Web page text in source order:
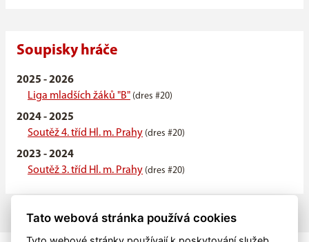
Soupisky hráče
2025 - 2026
Liga mladších žáků "B" (dres #20)
2024 - 2025
Soutěž 4. tříd Hl. m. Prahy (dres #20)
2023 - 2024
Soutěž 3. tříd Hl. m. Prahy (dres #20)
Tato webová stránka používá cookies